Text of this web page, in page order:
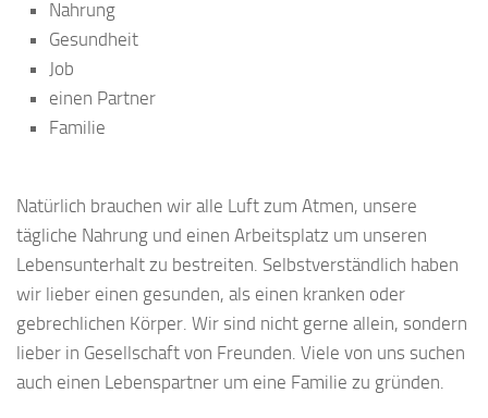
Nahrung
Gesundheit
Job
einen Partner
Familie
Natürlich brauchen wir alle Luft zum Atmen, unsere
tägliche Nahrung und einen Arbeitsplatz um unseren
Lebensunterhalt zu bestreiten. Selbstverständlich haben
wir lieber einen gesunden, als einen kranken oder
gebrechlichen Körper. Wir sind nicht gerne allein, sondern
lieber in Gesellschaft von Freunden. Viele von uns suchen
auch einen Lebenspartner um eine Familie zu gründen.